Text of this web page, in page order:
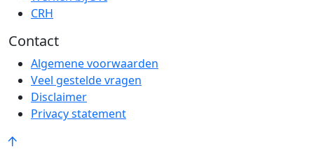
CRH
Contact
Algemene voorwaarden
Veel gestelde vragen
Disclaimer
Privacy statement